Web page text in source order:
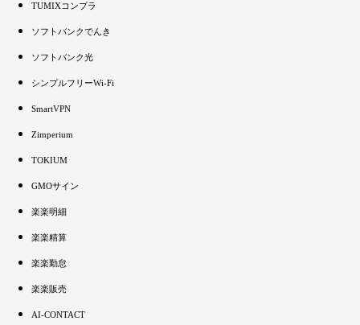
TUMIXコンプラ
ソフトバンクでんき
ソフトバンク光
シンプルフリーWi-Fi
SmartVPN
Zimperium
TOKIUM
GMOサイン
楽楽明細
楽楽精算
楽楽勤怠
楽楽販売
AI-CONTACT